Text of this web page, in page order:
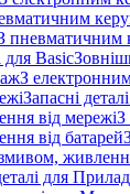
З пневматичним
для Basic
З
Запасні
від мережіЗ
від батарей
для